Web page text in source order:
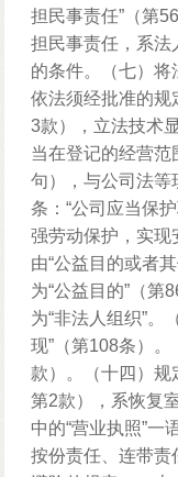
担民事责任”（第
担民事责任，系法
的条件。（七）将
依法须经批准的规
3款），立法技术
当在登记的经营范
句），与公司法等
条：“公司应当保
强劳动保护，实现
由“公益目的或者
为“公益目的”（第
为“非法人组织”。
现”（第108条）
款）。（十四）规
第2款），系恢复
中的“营业执照”一
按份责任、连带责